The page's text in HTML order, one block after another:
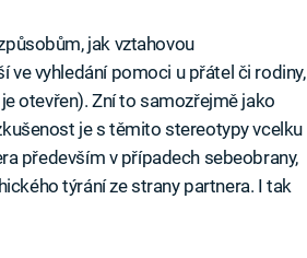
jak vztahovou
vyhledání pomoci u přátel či rodiny,
otevřen). Zní to samozřejmě jako
je s těmito stereotypy vcelku
především v případech sebeobrany,
týrání ze strany partnera. I tak